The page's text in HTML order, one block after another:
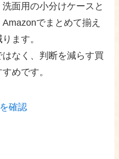
面用の小分けケースと
でまとめて揃え
ます。
なく、判断を減らす買
めです。
確認